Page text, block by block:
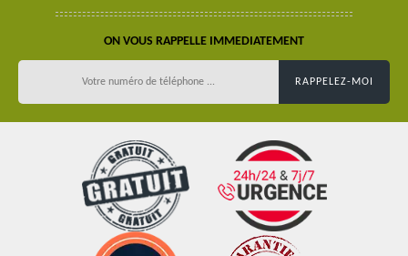
ON VOUS RAPPELLE IMMEDIATEMENT